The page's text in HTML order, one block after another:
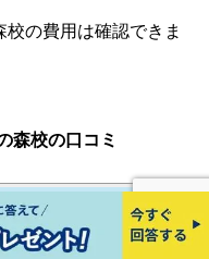
の費用は確認できま
森校の口コミ
口コミ④